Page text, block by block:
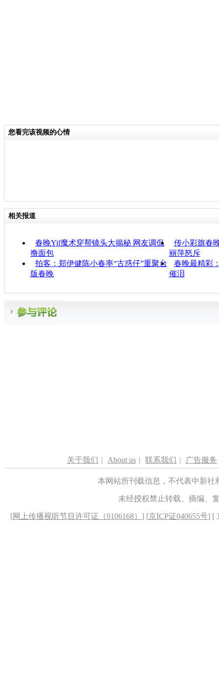
标签： 2014春晚
您看完该视频的心情
相关报道
春晚Yif魔术穿帮镜头大揭秘 网友调侃
撸面包
传小彩旗春
丽萍怒斥
拍客：郑伊健陈小春率“古惑仔”重聚台
版春晚
春晚最精彩
催泪
关于我们 | About us | 联系我们 | 广告服务
本网站所刊载信息，不代表中新
未经授权禁止转载、摘编、
[网上传播视听节目许可证（0106168） ] [京ICP证040655号] [